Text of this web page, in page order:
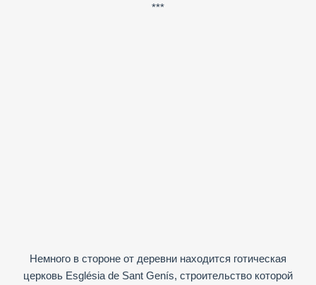
***
Немного в стороне от деревни находится готическая
церковь Església de Sant Genís, строительство которой